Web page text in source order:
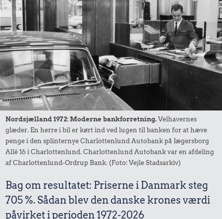
Nordsjælland 1972: Moderne bankforretning.Velhavernes
glæder. En herre i bil er kørt ind ved lugen til banken for at hæve
penge i den splinternye Charlottenlund Autobank på Jægersborg
Allé 16 i Charlottenlund. Charlottenlund Autobank var en afdeling
af Charlottenlund-Ordrup Bank. (Foto: Vejle Stadsarkiv)
Bag om resultatet: Priserne i Danmark steg
705 %. Sådan blev den danske krones værdi
påvirket i perioden 1972-2026